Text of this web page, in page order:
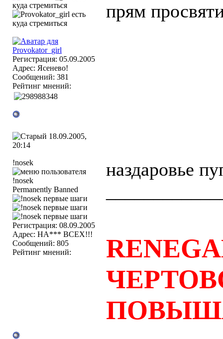
Регистрация: 05.09.2005
Адрес: Ясенево!
Сообщений: 381
Рейтинг мнений:
прям
18.09.2005,
20:14
!nosek
Permanently Banned
Регистрация: 08.09.2005
Адрес: НА*** ВСЕХ!!!
Сообщений: 805
Рейтинг мнений:
наздаровье